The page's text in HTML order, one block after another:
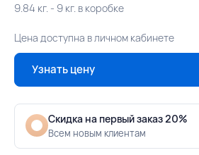
9.84 кг. - 9 кг. в коробке
Цена доступна в личном кабинете
Узнать цену
Скидка на первый заказ 20%
Всем новым клиентам